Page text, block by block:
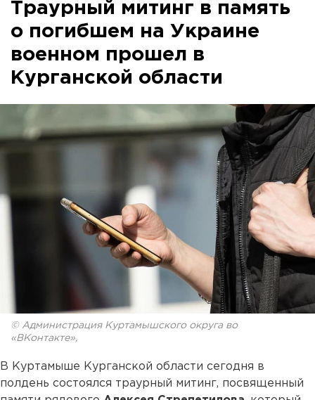
Траурный митинг в память
о погибшем на Украине
военном прошел в
Курганской области
© Администрация Куртамышского округа во
«ВКонтакте»,
В Куртамыше Курганской области сегодня в
полдень состоялся траурный митинг, посвященный